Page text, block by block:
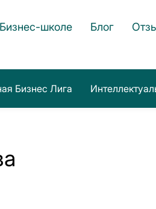
школе Блог
Бизнес Лига